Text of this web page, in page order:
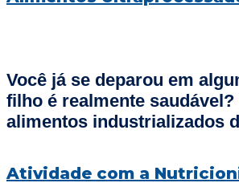
Você já se deparou em
filho é realmente
alimentos industrializados
Atividade com a